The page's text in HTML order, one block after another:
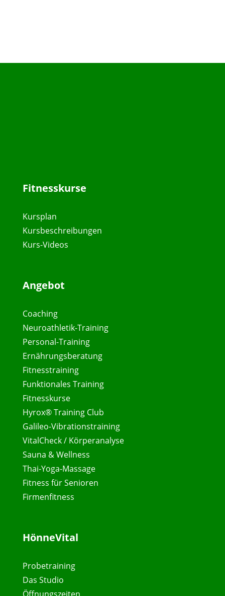
Fitnesskurse
Kursplan
Kursbeschreibungen
Kurs-Videos
Angebot
Coaching
Neuroathletik-Training
Personal-Training
Ernährungsberatung
Fitnesstraining
Funktionales Training
Fitnesskurse
Hyrox® Training Club
Galileo-Vibrationstraining
VitalCheck / Körperanalyse
Sauna & Wellness
Thai-Yoga-Massage
Fitness für Senioren
Firmenfitness
HönneVital
Probetraining
Das Studio